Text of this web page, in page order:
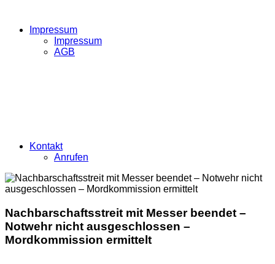
Impressum
Impressum
AGB
Kontakt
Anrufen
Nachbarschaftsstreit mit Messer beendet –
Notwehr nicht ausgeschlossen –
Mordkommission ermittelt